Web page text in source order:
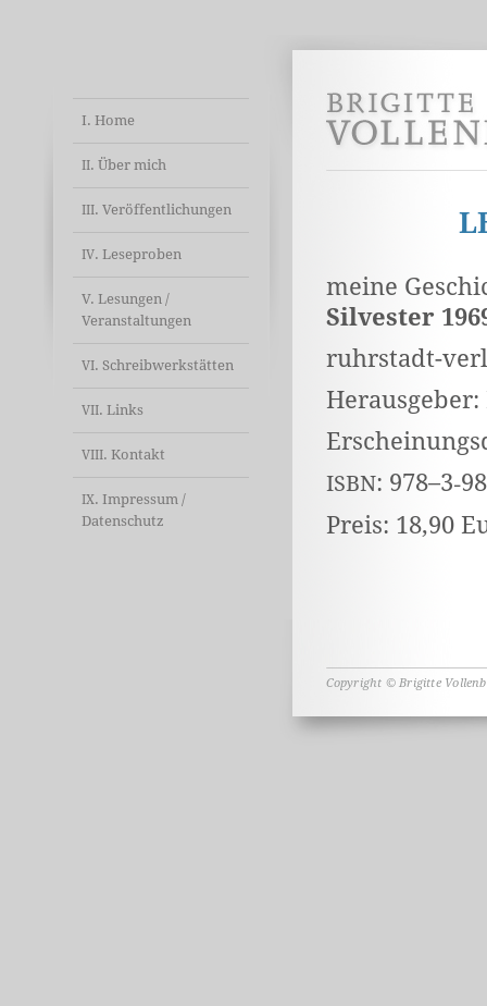
I. Home
II. Über mich
III. Veröffentlichungen
IV. Leseproben
V. Lesungen /
Veranstaltungen
VI. Schreibwerkstätten
VII. Links
VIII. Kontakt
IX. Impressum /
Datenschutz
meine
Silvester
ruhrstadt-
ISBN:
Preis: 18,90
Copyright © Brigitte